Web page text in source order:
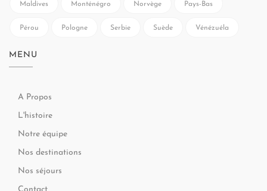
Maldives Monténégro Norvège Pays-Bas
Pérou Pologne Serbie Suède Vénézuéla
MENU
A Propos
L'histoire
Notre équipe
Nos destinations
Nos séjours